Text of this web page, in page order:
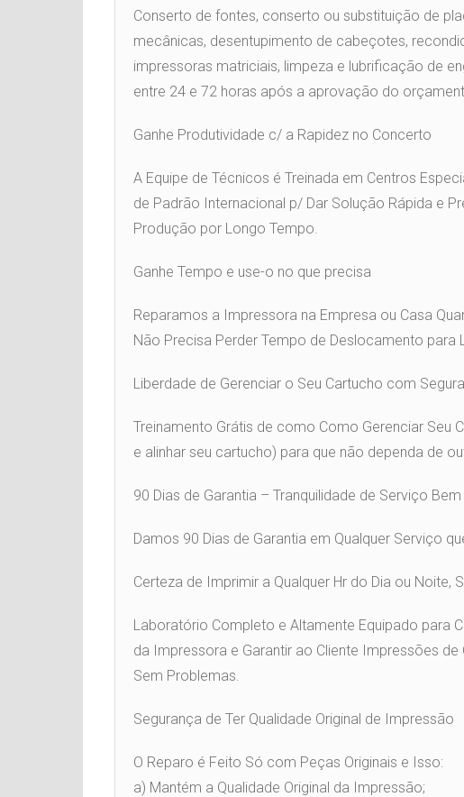
Conserto de fontes, conserto ou substituição de
mecânicas, desentupimento de cabeçotes,
impressoras matriciais, limpeza e lubrificação de
entre 24 e 72 horas após a aprovação do
Ganhe Produtividade c/ a Rapidez no Concerto
A Equipe de Técnicos é Treinada em Centros
de Padrão Internacional p/ Dar Solução Rápida e
Produção por Longo Tempo.
Ganhe Tempo e use-o no que precisa
Reparamos a Impressora na Empresa ou Casa
Não Precisa Perder Tempo de Deslocamento
Liberdade de Gerenciar o Seu Cartucho com
Treinamento Grátis de como Como Gerenciar Seu
e alinhar seu cartucho) para que não dependa de
90 Dias de Garantia – Tranquilidade de Serviço
Damos 90 Dias de Garantia em Qualquer Serviço
Certeza de Imprimir a Qualquer Hr do Dia ou Noite,
Laboratório Completo e Altamente Equipado para
da Impressora e Garantir ao Cliente Impressões de
Sem Problemas.
Segurança de Ter Qualidade Original de Impressão
O Reparo é Feito Só com Peças Originais e Isso:
a) Mantém a Qualidade Original da Impressão;